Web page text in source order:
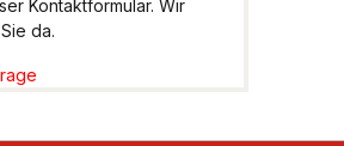
Kontaktformular. Wir
da.